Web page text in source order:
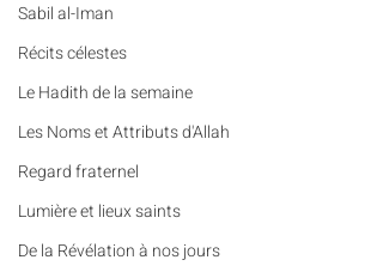
Sabil al-Iman
Récits célestes
Le Hadith de la semaine
Les Noms et Attributs d'Allah
Regard fraternel
Lumière et lieux saints
De la Révélation à nos jours